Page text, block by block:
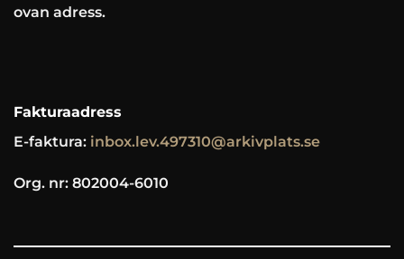
ovan adress.
Fakturaadress
E-faktura: inbox.lev.497310@arkivplats.se
Org. nr: 802004-6010